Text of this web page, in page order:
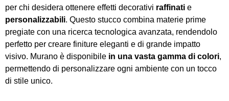
per chi desidera ottenere effetti decorativi raffinati e
personalizzabili. Questo stucco combina materie prime
pregiate con una ricerca tecnologica avanzata, rendendolo
perfetto per creare finiture eleganti e di grande impatto
visivo. Murano è disponibile in una vasta gamma di colori,
permettendo di personalizzare ogni ambiente con un tocco
di stile unico.